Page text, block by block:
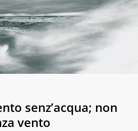
senz’acqua; non
vento